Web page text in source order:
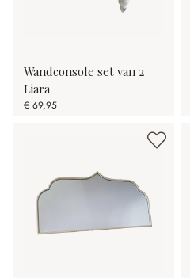
Wandconsole set van 2
Liara
€ 69,95